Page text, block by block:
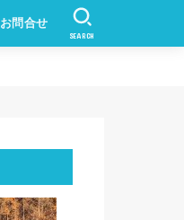
お問合せ
SEARCH